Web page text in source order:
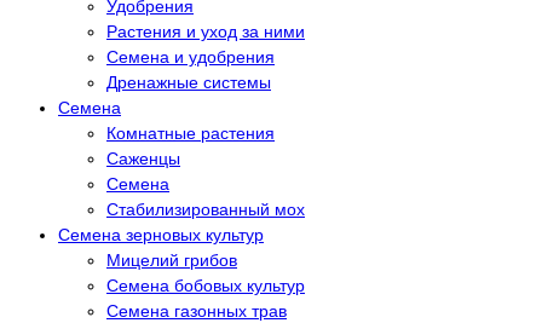
Удобрения
Растения и уход за ними
Семена и удобрения
Дренажные системы
Семена
Комнатные растения
Саженцы
Семена
Стабилизированный мох
Семена зерновых культур
Мицелий грибов
Семена бобовых культур
Семена газонных трав